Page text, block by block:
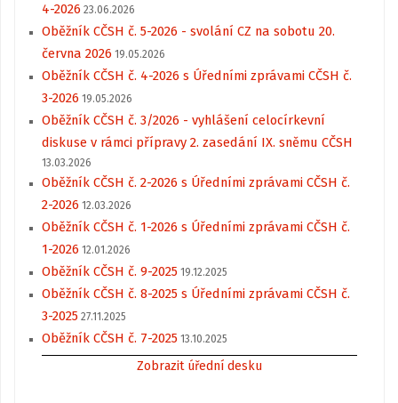
4-2026 23.06.2026
Oběžník CČSH č. 5-2026 - svolání CZ na sobotu 20.
června 2026 19.05.2026
Oběžník CČSH č. 4-2026 s Úředními zprávami CČSH č.
3-2026 19.05.2026
Oběžník CČSH č. 3/2026 - vyhlášení celocírkevní
diskuse v rámci přípravy 2. zasedání IX. sněmu CČSH
13.03.2026
Oběžník CČSH č. 2-2026 s Úředními zprávami CČSH č.
2-2026 12.03.2026
Oběžník CČSH č. 1-2026 s Úředními zprávami CČSH č.
1-2026 12.01.2026
Oběžník CČSH č. 9-2025 19.12.2025
Oběžník CČSH č. 8-2025 s Úředními zprávami CČSH č.
3-2025 27.11.2025
Oběžník CČSH č. 7-2025 13.10.2025
Zobrazit úřední desku